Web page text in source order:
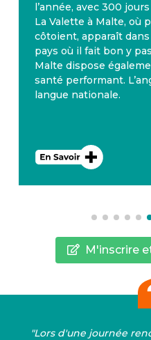
l’année, avec 300
La Valette à Malte, où
côtoient, apparaît
pays où il fait bon y
Malte dispose
santé performant.
langue nationale.
M'inscrire
"Lors d'une journée